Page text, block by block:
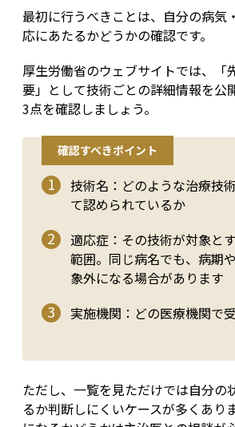
最初に行うべきことは、自分の病気
応にあたるかどうかの確認です。
厚生労働省のウェブサイトでは、「
要」として技術ごとの詳細情報を公
3点を確認しましょう。
確認すべきポイント
技術名：どのような治療技
て認められているか
適応症：その技術が対象と
範囲。同じ病名でも、病期
象外になる場合があります
実施機関：どの医療機関で
ただし、一覧を見ただけでは自分の
るか判断しにくいケースが多くあり